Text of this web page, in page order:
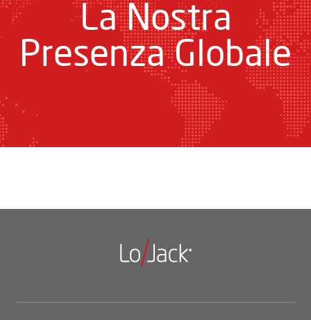
La Nostra
Presenza Globale